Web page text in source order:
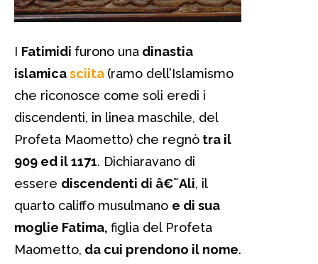
I Fatimidi furono una dinastia
islamicasciita (ramo dell’Islamismo
che riconosce come soli eredi i
discendenti, in linea maschile, del
Profeta Maometto) che regnò tra il
909 ed il 1171. Dichiaravano di
essere discendenti di â€˜Ali, il
quarto califfo musulmano e di sua
moglie Fatima, figlia del Profeta
Maometto, da cui prendono il nome.